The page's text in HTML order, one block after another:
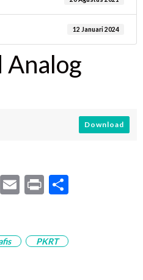
12 Januari 2024
Analog
Download
Pinterest
Email
Print
PKRT